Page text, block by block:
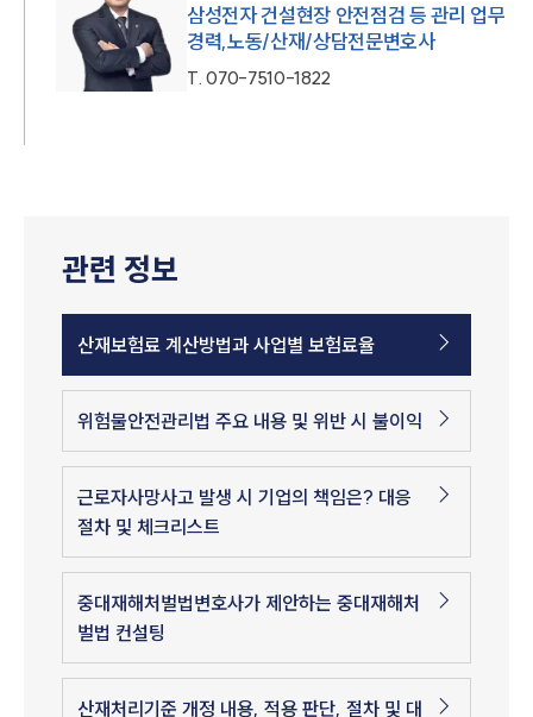
삼성전자 건설현장 안전점검 등 관리 업무
경력,노동/산재/상담전문변호사
T.070-7510-1822
관련 정보
산재보험료 계산방법과 사업별 보험료율
위험물안전관리법 주요 내용 및 위반 시 불이익
근로자사망사고 발생 시 기업의 책임은? 대응
절차 및 체크리스트
중대재해처벌법변호사가 제안하는 중대재해처
벌법 컨설팅
산재처리기준 개정 내용, 적용 판단, 절차 및 대